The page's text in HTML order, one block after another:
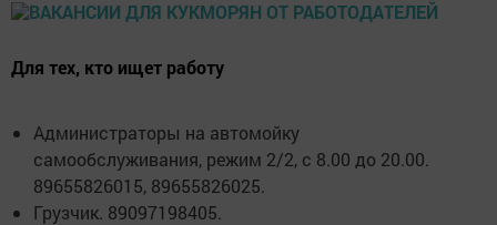
Для тех, кто ищет работу
Администраторы на автомойку
самообслуживания, режим 2/2, с 8.00 до 20.00.
89655826015, 89655826025.
Грузчик. 89097198405.